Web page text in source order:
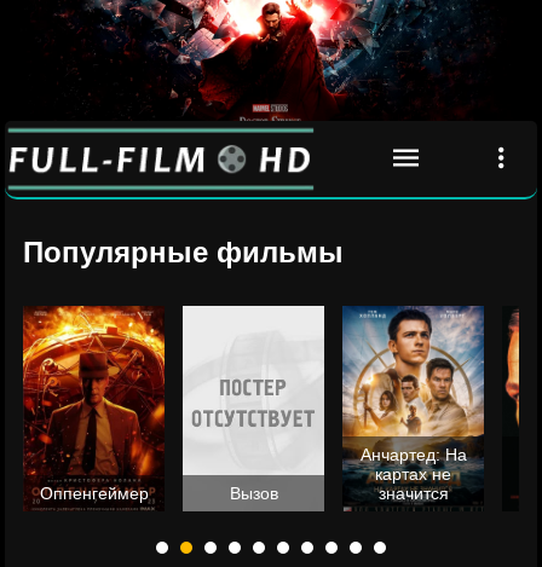
Популярные фильмы
Оппенгеймер Вызов
Анчартед: На
картах не
значится